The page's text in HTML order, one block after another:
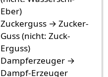
Eber)
Zuckerguss → Zucker-
Guss (nicht: Zuck-
Erguss)
Dampferzeuger →
Dampf-Erzeuger